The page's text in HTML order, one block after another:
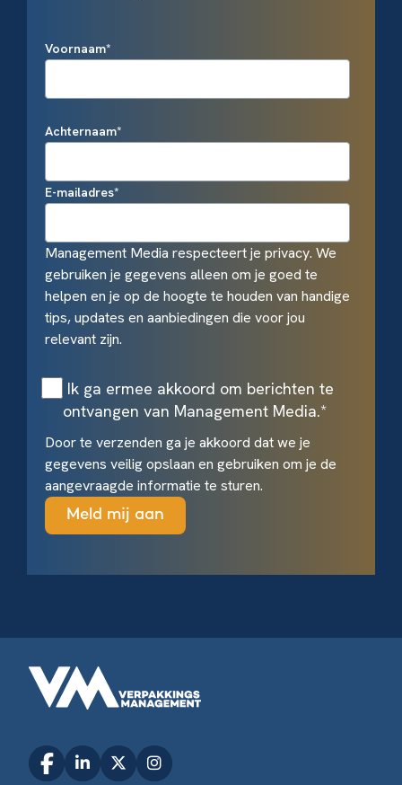
Voornaam*
Achternaam*
E-mailadres*
Management Media respecteert je privacy. We
gebruiken je gegevens alleen om je goed te
helpen en je op de hoogte te houden van handige
tips, updates en aanbiedingen die voor jou
relevant zijn.
Ik ga ermee akkoord om berichten te
ontvangen van Management Media.*
Door te verzenden ga je akkoord dat we je
gegevens veilig opslaan en gebruiken om je de
aangevraagde informatie te sturen.